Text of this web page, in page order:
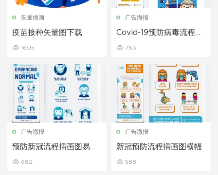
矢量插画
疫苗接种矢量图下载
1605
广告海报
Covid-19预防病毒流程插
763
广告海报
预防新冠流程插画图易拉
682
广告海报
新冠预防流程插画图横幅
588